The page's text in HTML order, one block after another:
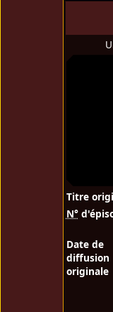
Titre
N°
Date de
diffusion
originale